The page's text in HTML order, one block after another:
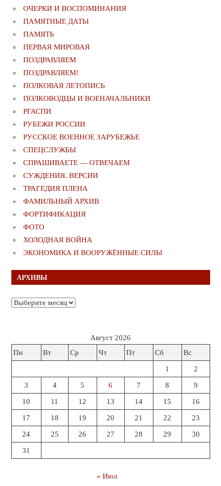
ОЧЕРКИ И ВОСПОМИНАНИЯ
ПАМЯТНЫЕ ДАТЫ
ПАМЯТЬ
ПЕРВАЯ МИРОВАЯ
ПОЗДРАВЛЯЕМ
ПОЗДРАВЛЯЕМ!
ПОЛКОВАЯ ЛЕТОПИСЬ
ПОЛКОВОДЦЫ И ВОЕНАЧАЛЬНИКИ
РГАСПИ
РУБЕЖИ РОССИИ
РУССКОЕ ВОЕННОЕ ЗАРУБЕЖЬЕ
СПЕЦСЛУЖБЫ
СПРАШИВАЕТЕ — ОТВЕЧАЕМ
СУЖДЕНИЯ. ВЕРСИИ
ТРАГЕДИЯ ПЛЕНА
ФАМИЛЬНЫЙ АРХИВ
ФОРТИФИКАЦИЯ
ФОТО
ХОЛОДНАЯ ВОЙНА
ЭКОНОМИКА И ВООРУЖЁННЫЕ СИЛЫ
АРХИВЫ
Архивы
Август 2026
Пн
Вт Ср Чт Пт Сб Вс
1 2
3 4 5 6 7 8 9
10 11 12 13 14 15 16
17 18 19 20 21 22 23
24 25 26 27 28 29 30
31
« Июл